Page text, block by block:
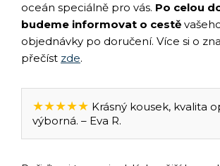
oceán speciálně pro vás. Po celou
budeme informovat o cestě
objednávky po doručení. Více si o
přečíst zde.
★★★★★ Krásný kousek, kvalita
výborná. – Eva R.